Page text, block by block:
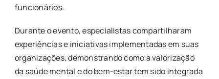
funcionários.
Durante o evento, especialistas compartilharam
experiências e iniciativas implementadas em suas
organizações, demonstrando como a valorização
da saúde mental e do bem-estar tem sido integrada